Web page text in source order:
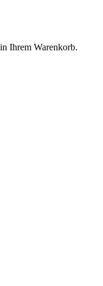
Ihrem Warenkorb.